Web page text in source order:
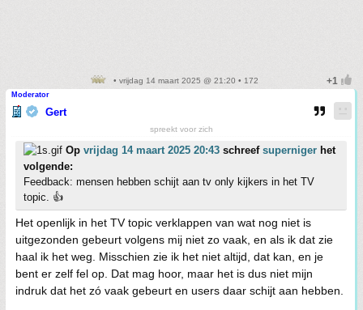
• vrijdag 14 maart 2025 @ 21:20 • 172
Moderator
Gert
spreekt voor zich
Op vrijdag 14 maart 2025 20:43 schreef superniger het
volgende:
Feedback: mensen hebben schijt aan tv only kijkers in het TV
topic. 👍
Het openlijk in het TV topic verklappen van wat nog niet is
uitgezonden gebeurt volgens mij niet zo vaak, en als ik dat zie
haal ik het weg. Misschien zie ik het niet altijd, dat kan, en je
bent er zelf fel op. Dat mag hoor, maar het is dus niet mijn
indruk dat het zó vaak gebeurt en users daar schijt aan hebben.